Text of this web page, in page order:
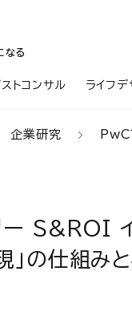
なる
トコンサル ライフデ
企業研究 PwC
ー S&ROI
」の仕組み